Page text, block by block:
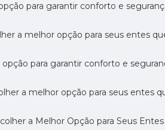
para garantir conforto e
a melhor opção para seus entes
opção para garantir conforto e
a melhor opção para seus entes
a Melhor Opção para Seus